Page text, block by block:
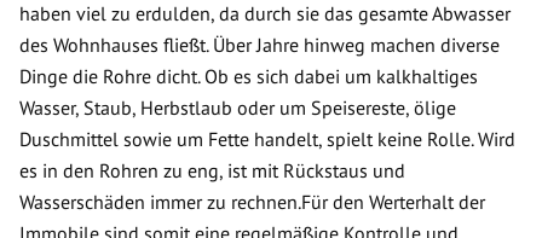
haben viel zu erdulden, da durch sie das gesamte Abwasser
des Wohnhauses fließt. Über Jahre hinweg machen diverse
Dinge die Rohre dicht. Ob es sich dabei um kalkhaltiges
Wasser, Staub, Herbstlaub oder um Speisereste, ölige
Duschmittel sowie um Fette handelt, spielt keine Rolle. Wird
es in den Rohren zu eng, ist mit Rückstaus und
Wasserschäden immer zu rechnen.Für den Werterhalt der